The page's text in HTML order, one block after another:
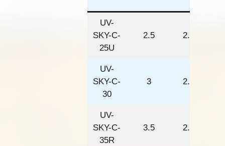
UV-
SKY-C-
25U
2.5 2.5
UV-
SKY-C-
30
3 2.5
UV-
SKY-C-
35R
3.5 2.5